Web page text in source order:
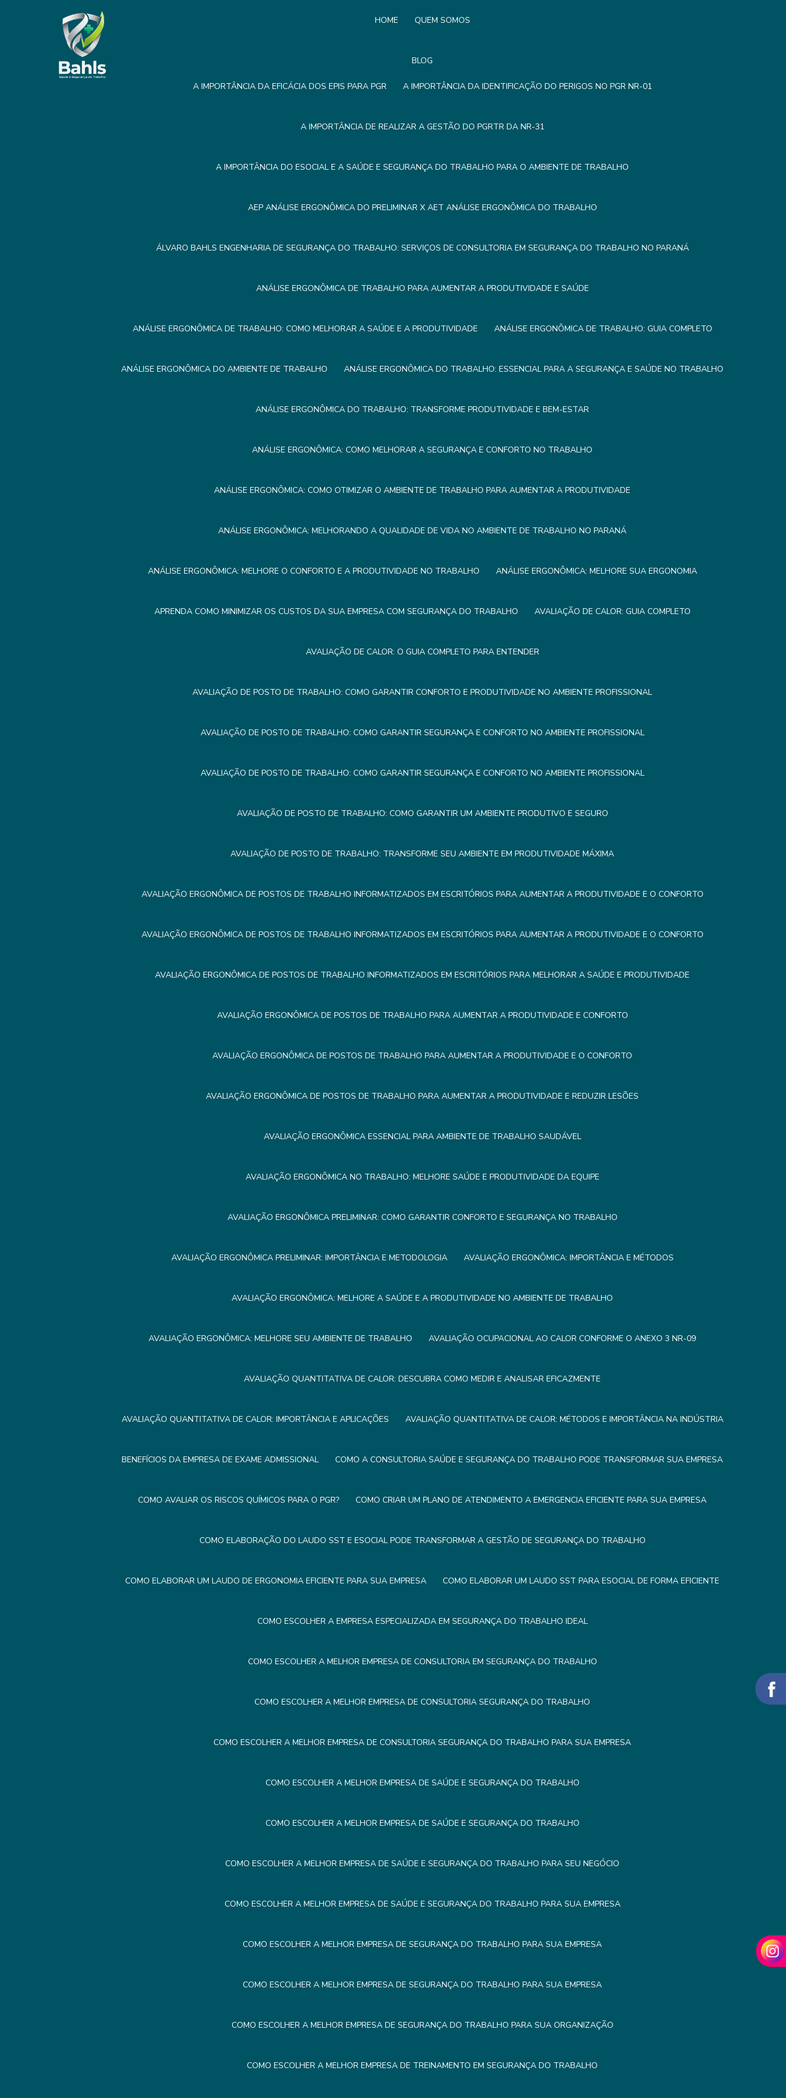
HOME QUEM SOMOS
BLOG
A IMPORTÂNCIA DA EFICÁCIA DOS EPIS PARA PGR A IMPORTÂNCIA DA IDENTIFICAÇÃO DO PERIGOS NO PGR NR-01
A IMPORTÂNCIA DE REALIZAR A GESTÃO DO PGRTR DA NR-31
A IMPORTÂNCIA DO ESOCIAL E A SAÚDE E SEGURANÇA DO TRABALHO PARA O AMBIENTE DE TRABALHO
AEP ANÁLISE ERGONÔMICA DO PRELIMINAR X AET ANÁLISE ERGONÔMICA DO TRABALHO
ÁLVARO BAHLS ENGENHARIA DE SEGURANÇA DO TRABALHO: SERVIÇOS DE CONSULTORIA EM SEGURANÇA DO TRABALHO NO PARANÁ
ANÁLISE ERGONÔMICA DE TRABALHO PARA AUMENTAR A PRODUTIVIDADE E SAÚDE
ANÁLISE ERGONÔMICA DE TRABALHO: COMO MELHORAR A SAÚDE E A PRODUTIVIDADE ANÁLISE ERGONÔMICA DE TRABALHO: GUIA COMPLETO
ANÁLISE ERGONÔMICA DO AMBIENTE DE TRABALHO ANÁLISE ERGONÔMICA DO TRABALHO: ESSENCIAL PARA A SEGURANÇA E SAÚDE NO TRABALHO
ANÁLISE ERGONÔMICA DO TRABALHO: TRANSFORME PRODUTIVIDADE E BEM-ESTAR
ANÁLISE ERGONÔMICA: COMO MELHORAR A SEGURANÇA E CONFORTO NO TRABALHO
ANÁLISE ERGONÔMICA: COMO OTIMIZAR O AMBIENTE DE TRABALHO PARA AUMENTAR A PRODUTIVIDADE
ANÁLISE ERGONÔMICA: MELHORANDO A QUALIDADE DE VIDA NO AMBIENTE DE TRABALHO NO PARANÁ
ANÁLISE ERGONÔMICA: MELHORE O CONFORTO E A PRODUTIVIDADE NO TRABALHO ANÁLISE ERGONÔMICA: MELHORE SUA ERGONOMIA
APRENDA COMO MINIMIZAR OS CUSTOS DA SUA EMPRESA COM SEGURANÇA DO TRABALHO AVALIAÇÃO DE CALOR: GUIA COMPLETO
AVALIAÇÃO DE CALOR: O GUIA COMPLETO PARA ENTENDER
AVALIAÇÃO DE POSTO DE TRABALHO: COMO GARANTIR CONFORTO E PRODUTIVIDADE NO AMBIENTE PROFISSIONAL
AVALIAÇÃO DE POSTO DE TRABALHO: COMO GARANTIR SEGURANÇA E CONFORTO NO AMBIENTE PROFISSIONAL
AVALIAÇÃO DE POSTO DE TRABALHO: COMO GARANTIR SEGURANÇA E CONFORTO NO AMBIENTE PROFISSIONAL
AVALIAÇÃO DE POSTO DE TRABALHO: COMO GARANTIR UM AMBIENTE PRODUTIVO E SEGURO
AVALIAÇÃO DE POSTO DE TRABALHO: TRANSFORME SEU AMBIENTE EM PRODUTIVIDADE MÁXIMA
AVALIAÇÃO ERGONÔMICA DE POSTOS DE TRABALHO INFORMATIZADOS EM ESCRITÓRIOS PARA AUMENTAR A PRODUTIVIDADE E O CONFORTO
AVALIAÇÃO ERGONÔMICA DE POSTOS DE TRABALHO INFORMATIZADOS EM ESCRITÓRIOS PARA AUMENTAR A PRODUTIVIDADE E O CONFORTO
AVALIAÇÃO ERGONÔMICA DE POSTOS DE TRABALHO INFORMATIZADOS EM ESCRITÓRIOS PARA MELHORAR A SAÚDE E PRODUTIVIDADE
AVALIAÇÃO ERGONÔMICA DE POSTOS DE TRABALHO PARA AUMENTAR A PRODUTIVIDADE E CONFORTO
AVALIAÇÃO ERGONÔMICA DE POSTOS DE TRABALHO PARA AUMENTAR A PRODUTIVIDADE E O CONFORTO
AVALIAÇÃO ERGONÔMICA DE POSTOS DE TRABALHO PARA AUMENTAR A PRODUTIVIDADE E REDUZIR LESÕES
AVALIAÇÃO ERGONÔMICA ESSENCIAL PARA AMBIENTE DE TRABALHO SAUDÁVEL
AVALIAÇÃO ERGONÔMICA NO TRABALHO: MELHORE SAÚDE E PRODUTIVIDADE DA EQUIPE
AVALIAÇÃO ERGONÔMICA PRELIMINAR: COMO GARANTIR CONFORTO E SEGURANÇA NO TRABALHO
AVALIAÇÃO ERGONÔMICA PRELIMINAR: IMPORTÂNCIA E METODOLOGIA AVALIAÇÃO ERGONÔMICA: IMPORTÂNCIA E MÉTODOS
AVALIAÇÃO ERGONÔMICA: MELHORE A SAÚDE E A PRODUTIVIDADE NO AMBIENTE DE TRABALHO
AVALIAÇÃO ERGONÔMICA: MELHORE SEU AMBIENTE DE TRABALHO AVALIAÇÃO OCUPACIONAL AO CALOR CONFORME O ANEXO 3 NR-09
AVALIAÇÃO QUANTITATIVA DE CALOR: DESCUBRA COMO MEDIR E ANALISAR EFICAZMENTE
AVALIAÇÃO QUANTITATIVA DE CALOR: IMPORTÂNCIA E APLICAÇÕES AVALIAÇÃO QUANTITATIVA DE CALOR: MÉTODOS E IMPORTÂNCIA NA INDÚSTRIA
BENEFÍCIOS DA EMPRESA DE EXAME ADMISSIONAL COMO A CONSULTORIA SAÚDE E SEGURANÇA DO TRABALHO PODE TRANSFORMAR SUA EMPRESA
COMO AVALIAR OS RISCOS QUÍMICOS PARA O PGR? COMO CRIAR UM PLANO DE ATENDIMENTO A EMERGENCIA EFICIENTE PARA SUA EMPRESA
COMO ELABORAÇÃO DO LAUDO SST E ESOCIAL PODE TRANSFORMAR A GESTÃO DE SEGURANÇA DO TRABALHO
COMO ELABORAR UM LAUDO DE ERGONOMIA EFICIENTE PARA SUA EMPRESA COMO ELABORAR UM LAUDO SST PARA ESOCIAL DE FORMA EFICIENTE
COMO ESCOLHER A EMPRESA ESPECIALIZADA EM SEGURANÇA DO TRABALHO IDEAL
COMO ESCOLHER A MELHOR EMPRESA DE CONSULTORIA EM SEGURANÇA DO TRABALHO
COMO ESCOLHER A MELHOR EMPRESA DE CONSULTORIA SEGURANÇA DO TRABALHO
COMO ESCOLHER A MELHOR EMPRESA DE CONSULTORIA SEGURANÇA DO TRABALHO PARA SUA EMPRESA
COMO ESCOLHER A MELHOR EMPRESA DE SAÚDE E SEGURANÇA DO TRABALHO
COMO ESCOLHER A MELHOR EMPRESA DE SAÚDE E SEGURANÇA DO TRABALHO
COMO ESCOLHER A MELHOR EMPRESA DE SAÚDE E SEGURANÇA DO TRABALHO PARA SEU NEGÓCIO
COMO ESCOLHER A MELHOR EMPRESA DE SAÚDE E SEGURANÇA DO TRABALHO PARA SUA EMPRESA
COMO ESCOLHER A MELHOR EMPRESA DE SEGURANÇA DO TRABALHO PARA SUA EMPRESA
COMO ESCOLHER A MELHOR EMPRESA DE SEGURANÇA DO TRABALHO PARA SUA EMPRESA
COMO ESCOLHER A MELHOR EMPRESA DE SEGURANÇA DO TRABALHO PARA SUA ORGANIZAÇÃO
COMO ESCOLHER A MELHOR EMPRESA DE TREINAMENTO EM SEGURANÇA DO TRABALHO